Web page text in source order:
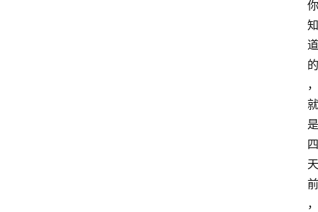
你
知
道
的
，
就
是
四
天
前
，